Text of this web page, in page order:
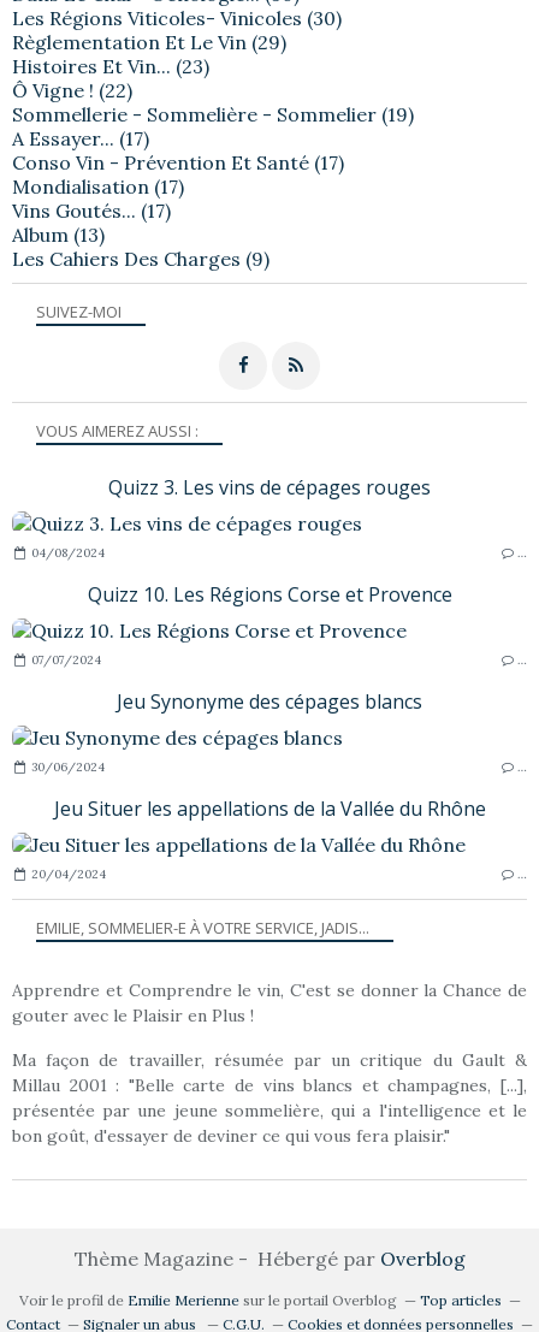
SUIVEZ-MOI
VOUS AIMEREZ AUSSI :
Quizz 3. Les vins de cépages rouges
04/08/2024
Quizz 10. Les Régions Corse et Provence
07/07/2024
Jeu Synonyme des cépages blancs
30/06/2024
Jeu Situer les appellations de la Vallée du Rhône
20/04/2024
Les Régions Viticoles- Vinicoles (30)
Règlementation Et Le Vin (29)
Histoires Et Vin... (23)
Ô Vigne ! (22)
Sommellerie - Sommelière - Sommelier (19)
A Essayer... (17)
Conso Vin - Prévention Et Santé (17)
Mondialisation (17)
Vins Goutés... (17)
Album (13)
Les Cahiers Des Charges (9)
EMILIE, SOMMELIER-E À VOTRE SERVICE, JADIS...
Apprendre et Comprendre le vin, C'est se donner la Chance de
gouter avec le Plaisir en Plus !
Ma façon de travailler, résumée par un critique du Gault &
Millau 2001 : "Belle carte de vins blancs et champagnes, [...],
présentée par une jeune sommelière, qui a l'intelligence et le
bon goût, d'essayer de deviner ce qui vous fera plaisir."
Thème Magazine - Hébergé par Overblog
Voir le profil de Emilie Meriennesur le portail Overblog
Top articles
Contact
Signaler un abus C.G.U. Cookies et données personnelles